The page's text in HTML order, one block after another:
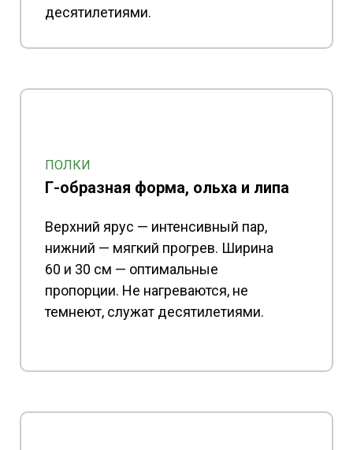
десятилетиями.
Верхний ярус — интенсивный пар,
нижний — мягкий прогрев. Ширина
60 и 30 см — оптимальные
пропорции. Не нагреваются, не
темнеют, служат десятилетиями.
Г-образная форма, ольха и липа
ПОЛКИ